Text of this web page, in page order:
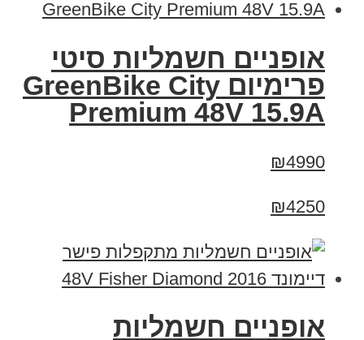
אופניים חשמליות סיטי
פרימיום GreenBike City
Premium 48V 15.9A
₪4990
₪4250
אופניים חשמליות